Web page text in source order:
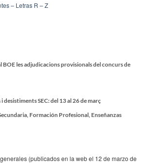
– Letras R – Z
BOE les adjudicacions provisionals del concurs de
desistiments SEC: del 13 al 26 de març
Formación Profesional, Enseñanzas
(publicados en la web el 12 de marzo de